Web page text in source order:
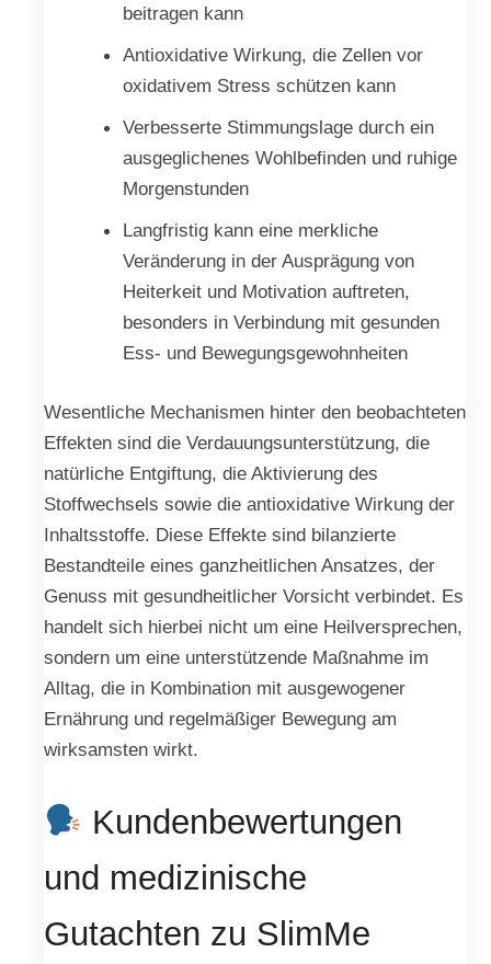
beitragen kann
Antioxidative Wirkung, die Zellen vor
oxidativem Stress schützen kann
Verbesserte Stimmungslage durch ein
ausgeglichenes Wohlbefinden und ruhige
Morgenstunden
Langfristig kann eine merkliche
Veränderung in der Ausprägung von
Heiterkeit und Motivation auftreten,
besonders in Verbindung mit gesunden
Ess- und Bewegungsgewohnheiten
Wesentliche Mechanismen hinter den beobachteten
Effekten sind die Verdauungsunterstützung, die
natürliche Entgiftung, die Aktivierung des
Stoffwechsels sowie die antioxidative Wirkung der
Inhaltsstoffe. Diese Effekte sind bilanzierte
Bestandteile eines ganzheitlichen Ansatzes, der
Genuss mit gesundheitlicher Vorsicht verbindet. Es
handelt sich hierbei nicht um eine Heilversprechen,
sondern um eine unterstützende Maßnahme im
Alltag, die in Kombination mit ausgewogener
Ernährung und regelmäßiger Bewegung am
wirksamsten wirkt.
Kundenbewertungen
und medizinische
Gutachten zu SlimMe